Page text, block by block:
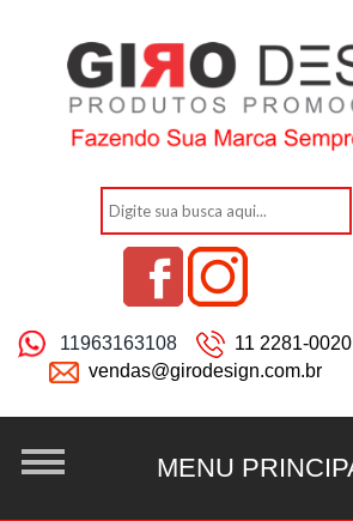
11963163108
11 2281-0020
vendas@girodesign.com.br